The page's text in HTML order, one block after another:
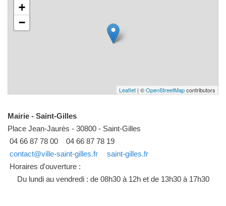
+
−
Leaflet | ©OpenStreetMapcontributors
Mairie - Saint-Gilles
Place Jean-Jaurès - 30800 - Saint-Gilles
04 66 87 78 00
04 66 87 78 19
contact@ville-saint-gilles.fr
saint-gilles.fr
Horaires d'ouverture :
Du lundi au vendredi : de 08h30 à 12h et de 13h30 à 17h30